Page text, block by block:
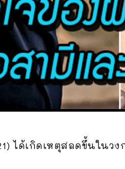
ได้เกิดเหตุสลดขึ้นในว